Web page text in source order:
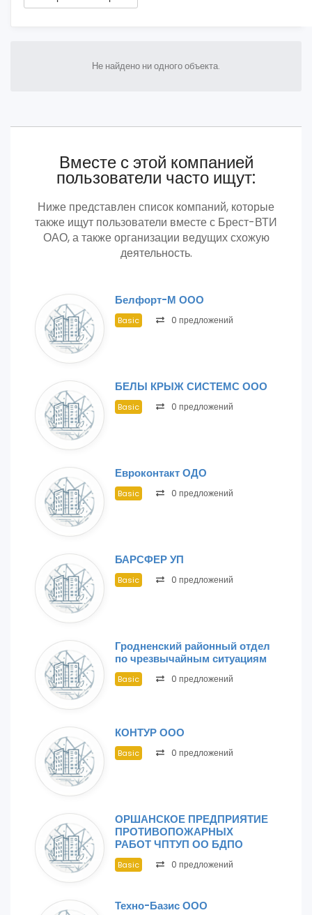
Не найдено ни одного объекта.
Вместе с этой компанией
пользователи часто ищут:
Ниже представлен список компаний, которые
также ищут пользователи вместе с Брест-ВТИ
ОАО, а также организации ведущих схожую
деятельность.
Белфорт-М ООО
Basic 0 предложений
БЕЛЫ КРЫЖ СИСТЕМС ООО
Basic 0 предложений
Евроконтакт ОДО
Basic 0 предложений
БАРСФЕР УП
Basic 0 предложений
Гродненский районный отдел
по чрезвычайным ситуациям
Basic 0 предложений
КОНТУР ООО
Basic 0 предложений
ОРШАНСКОЕ ПРЕДПРИЯТИЕ
ПРОТИВОПОЖАРНЫХ
РАБОТ ЧПТУП ОО БДПО
Basic 0 предложений
Техно-Базис ООО